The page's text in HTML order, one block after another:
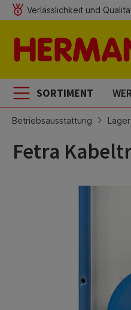
Hauptinhalt springen
Zur Suche springen
Zur Hauptnavigation
Verlässlichkeit und
SORTIMENT
Betriebsausstattung
Fetra